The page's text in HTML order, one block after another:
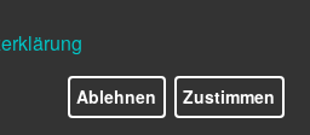
teil.
für das Seminar
Ablehnen Zustimmen